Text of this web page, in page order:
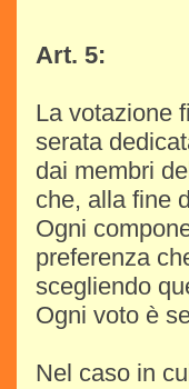
Art. 5:
La votazione
serata
dai membri
che, alla fine
Ogni
preferenza
scegliendo
Ogni voto è
Nel caso in